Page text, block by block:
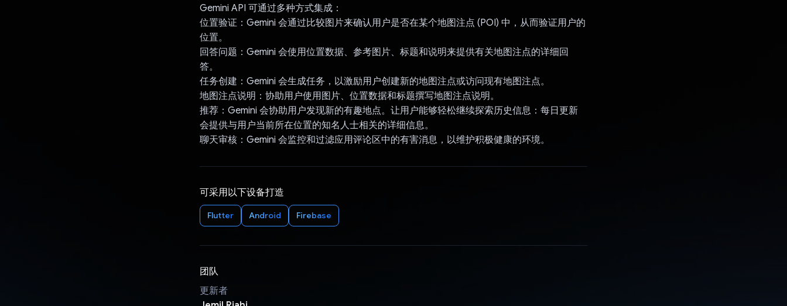
Gemini API 可通过多种方式集成：
位置验证：Gemini 会通过比较图片来确认用户是否在某个地图注点 (POI) 中，从而验证用户的
位置。
回答问题：Gemini 会使用位置数据、参考图片、标题和说明来提供有关地图注点的详细回
答。
任务创建：Gemini 会生成任务，以激励用户创建新的地图注点或访问现有地图注点。
地图注点说明：协助用户使用图片、位置数据和标题撰写地图注点说明。
推荐：Gemini 会协助用户发现新的有趣地点。让用户能够轻松继续探索历史信息：每日更新
会提供与用户当前所在位置的知名人士相关的详细信息。
聊天审核：Gemini 会监控和过滤应用评论区中的有害消息，以维护积极健康的环境。
可采用以下设备打造
Flutter Android Firebase
团队
更新者